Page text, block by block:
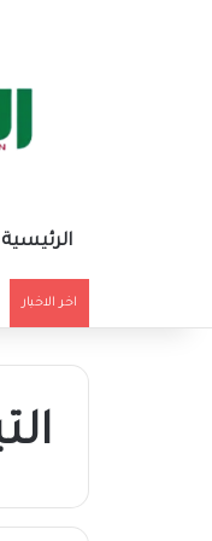
الرئيسية
اخر الاخبار